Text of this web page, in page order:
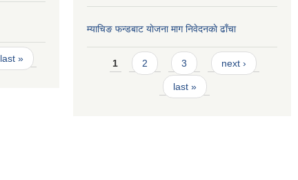
last »
म्याचिङ फन्डबाट याेजना माग निवेदनकाे ढाँचा
Pages
1 2 3 next ›
last »